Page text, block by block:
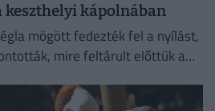
kápolnában
mögött fedezték fel a nyílást,
mire feltárult előttük a